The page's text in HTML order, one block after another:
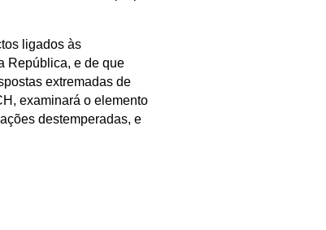
ligados às
República, e de que
extremadas de
examinará o elemento
destemperadas, e